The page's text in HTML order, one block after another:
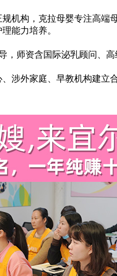
构，克拉母婴专注高端
能力培养。
师资含国际泌乳顾问、高
外家庭、早教机构建立